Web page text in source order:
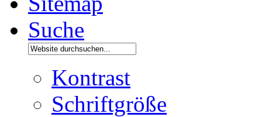
Suche
Kontrast
Schriftgröße